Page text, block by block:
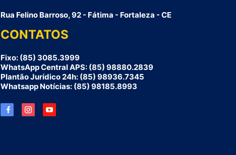
Rua Felino Barroso, 92 - Fátima - Fortaleza - CE
CONTATOS
Fixo: (85) 3085.3999
WhatsApp Central APS: (85) 98880.2839
Plantão Jurídico 24h: (85) 98936.7345
Whatsapp Notícias: (85) 98185.8993